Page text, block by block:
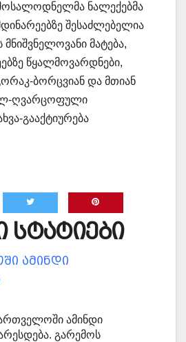
ნალექებმა
შესაძლებელია
მატება,
წყალმოვარდნები,
ბორცვიან და მთიან
ღვარცოფული
გააქტიურება
სტატიები
ამინდი
ამინდი
გარემოს